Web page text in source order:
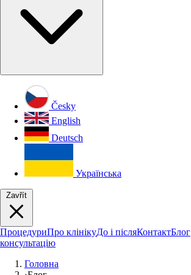
Česky
English
Deutsch
Українська
Zavřít
ПроцедуриПро клінікуДо і післяКонтактБлог
консультацію
Головна